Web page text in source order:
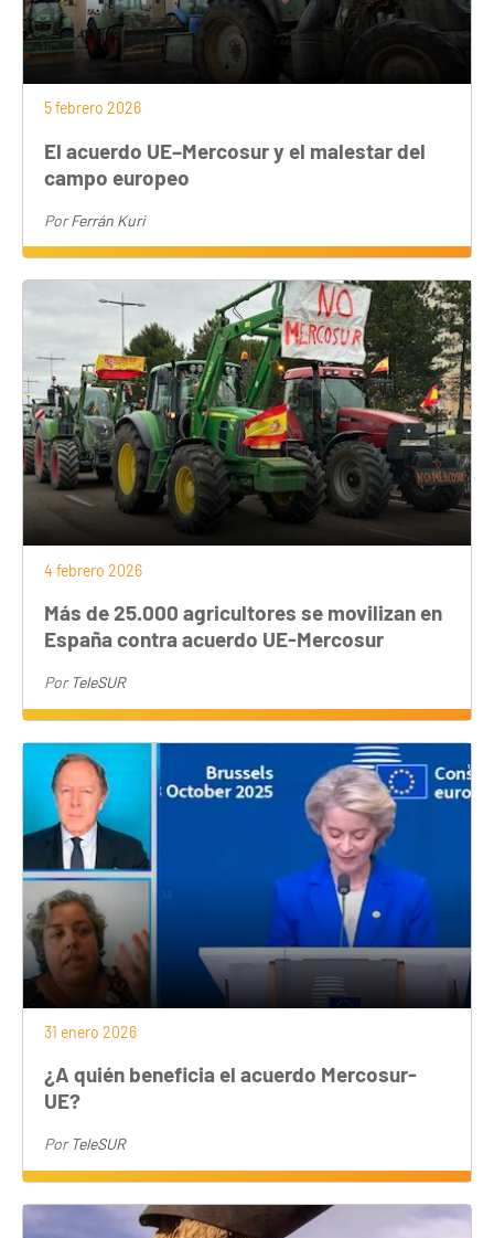
5 febrero 2026
El acuerdo UE–Mercosur y el malestar del
campo europeo
PorFerrán Kuri
4 febrero 2026
Más de 25.000 agricultores se movilizan en
España contra acuerdo UE-Mercosur
Por TeleSUR
31 enero 2026
¿A quién beneficia el acuerdo Mercosur-
UE?
Por TeleSUR